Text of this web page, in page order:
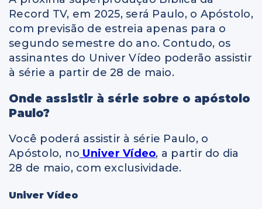
Record TV, em 2025, será Paulo, o Apóstolo,
com previsão de estreia apenas para o
segundo semestre do ano. Contudo, os
assinantes do Univer Vídeo poderão assistir
à série a partir de 28 de maio.
Onde assistir à série sobre o apóstolo
Paulo?
Você poderá assistir à série Paulo, o
Apóstolo, no Univer Vídeo, a partir do dia
28 de maio, com exclusividade.
Univer Vídeo